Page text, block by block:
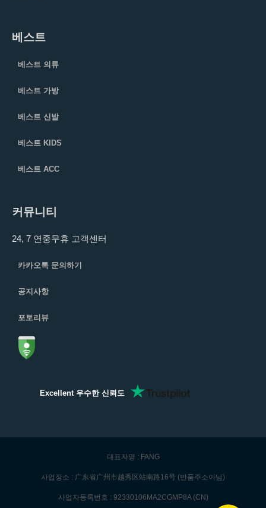
베스트
베스트 의류
베스트 가방
베스트 신발
베스트 KIDS
베스트 ACC
커뮤니티
24, 7 연중무휴 고객센터
카카오톡 문의하기
공지사항
포토리뷰
Excellent 우수한 신뢰도
대표자명 : FANG
사업장소 : 广东省广州市越秀区站南路16号 (반품주소아님)
사업자등록번호 : 92330106MA2CGMP8A (CN)